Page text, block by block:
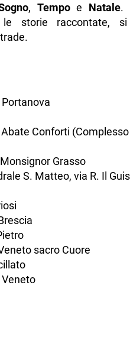
, Tempoe Natale.
storie raccontate, si
Conforti (Complesso
Grasso
S. Matteo, via R. Il
sacro Cuore